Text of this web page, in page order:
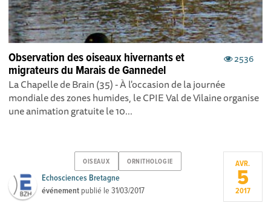
2536
Observation des oiseaux hivernants et
migrateurs du Marais de Gannedel
La Chapelle de Brain (35) - À l'occasion de la journée
mondiale des zones humides, le CPIE Val de Vilaine organise
une animation gratuite le 10...
OISEAUX ORNITHOLOGIE
Echosciences Bretagne
événement publié le31/03/2017
AVR.
5
2017